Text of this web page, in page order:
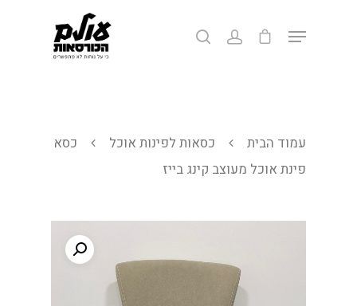
עמוד הבית כסאות לפינות אוכל
כסא
פינת אוכל מעוצב קינג בייז